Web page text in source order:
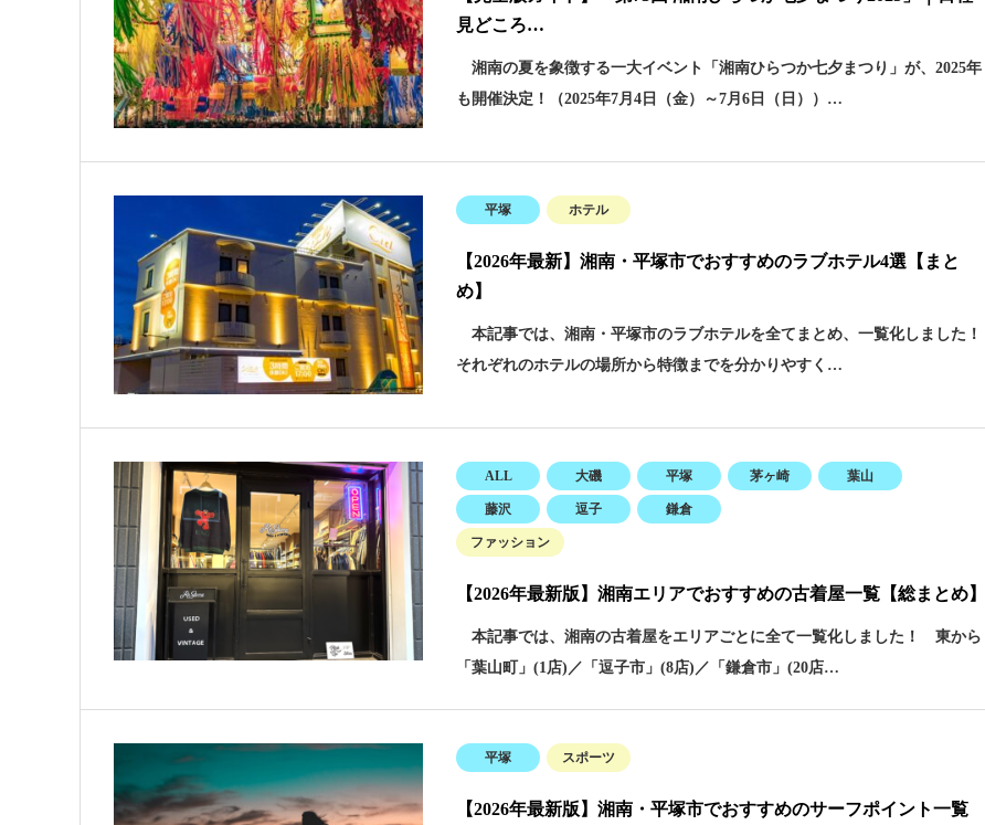
見どころ…
湘南の夏を象徴する一大イベント「湘南ひらつか七夕まつり」が、2025年
も開催決定！（2025年7月4日（金）～7月6日（日））…
平塚 ホテル
【2026年最新】湘南・平塚市でおすすめのラブホテル4選【まと
め】
本記事では、湘南・平塚市のラブホテルを全てまとめ、一覧化しました！
それぞれのホテルの場所から特徴までを分かりやすく…
ALL 大磯 平塚 茅ヶ崎 葉山
藤沢 逗子 鎌倉
ファッション
【2026年最新版】湘南エリアでおすすめの古着屋一覧【総まとめ】
本記事では、湘南の古着屋をエリアごとに全て一覧化しました！ 東から
「葉山町」(1店)／「逗子市」(8店)／「鎌倉市」(20店…
平塚 スポーツ
【2026年最新版】湘南・平塚市でおすすめのサーフポイント一覧